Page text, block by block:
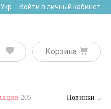
Укр Войти в личный кабинет
Корзина
205 Новинки 5